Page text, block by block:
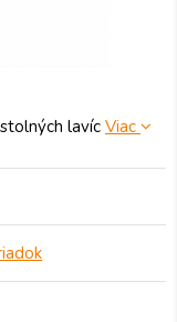
lavíc Viac